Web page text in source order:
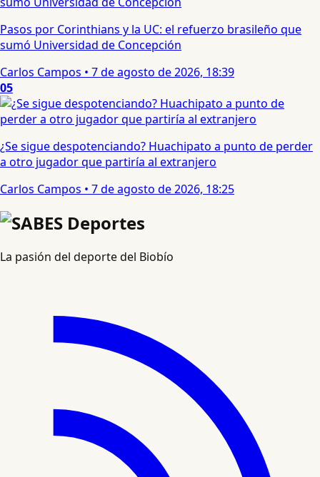
Pasos por Corinthians y la UC: el refuerzo brasileño que
sumó Universidad de Concepción
Carlos Campos • 7 de agosto de 2026, 18:39
05
¿Se sigue despotenciando? Huachipato a punto de perder
a otro jugador que partiría al extranjero
Carlos Campos • 7 de agosto de 2026, 18:25
La pasión del deporte del Biobío